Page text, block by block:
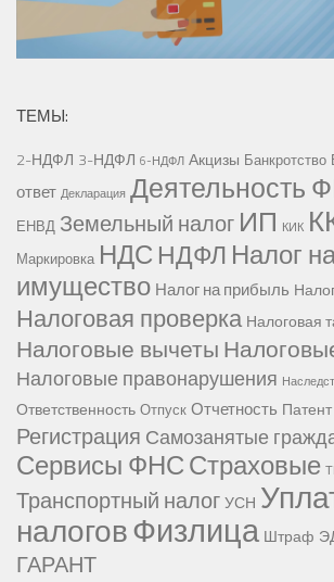
ТЕМЫ:
2-НДФЛ 3-НДФЛ 6-НДФЛ Акцизы Банкротство
ответ Декларация Деятельность
ЕНВД Земельный налог ИП КИК
Маркировка НДС НДФЛ Налог
имущество Налог на прибыль
Налоговая проверка Налоговая
Налоговые вычеты
Налоговые правонарушения
Ответственность Отпуск Отчетность Патент
Регистрация Самозанятые
Сервисы ФНССтраховые
Транспортный налогУСН
налоговФизлица Штраф
ГАРАНТ